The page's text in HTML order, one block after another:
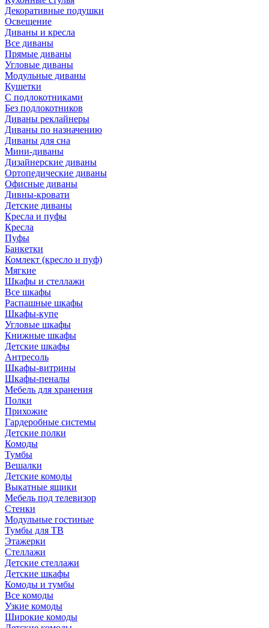
Декоративные подушки
Освещение
Диваны и кресла
Все диваны
Прямые диваны
Угловые диваны
Модульные диваны
Кушетки
С подлокотниками
Без подлокотников
Диваны реклайнеры
Диваны по назначению
Диваны для сна
Мини-диваны
Дизайнерские диваны
Ортопедические диваны
Офисные диваны
Дивны-кровати
Детские диваны
Кресла и пуфы
Кресла
Пуфы
Банкетки
Комлект (кресло и пуф)
Мягкие
Шкафы и стеллажи
Все шкафы
Распашные шкафы
Шкафы-купе
Угловые шкафы
Книжные шкафы
Детские шкафы
Антресоль
Шкафы-витрины
Шкафы-пеналы
Мебель для хранения
Полки
Прихожие
Гардеробные системы
Детские полки
Комоды
Тумбы
Вешалки
Детские комоды
Выкатные ящики
Мебель под телевизор
Стенки
Модульные гостиные
Тумбы для ТВ
Этажерки
Стеллажи
Детские стеллажи
Детские шкафы
Комоды и тумбы
Все комоды
Узкие комоды
Широкие комоды